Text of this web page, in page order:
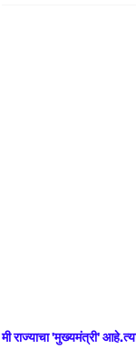
मी राज्याचा 'मुख्यमंत्री'